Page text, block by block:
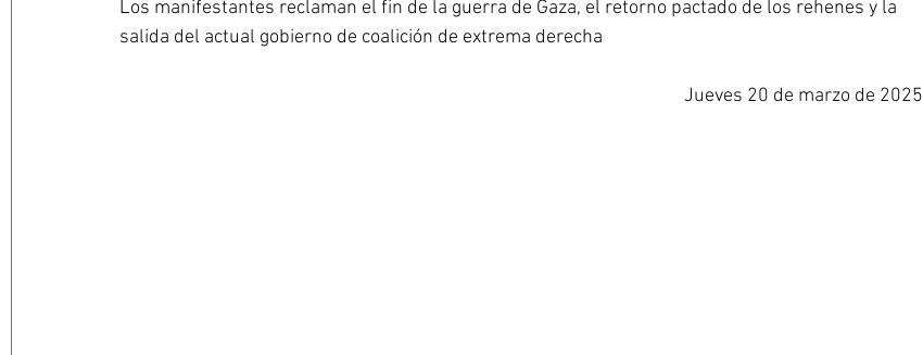
Los manifestantes reclaman el fin de la guerra de Gaza, el retorno pactado de los rehenes y la
salida del actual gobierno de coalición de extrema derecha
Jueves 20 de marzo de 2025